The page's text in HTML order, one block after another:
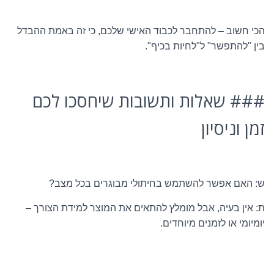
הכי חשוב – להתחבר לכבוד האישי שלכם, כי זה באמת ההבדל
בין "להתפשר" ל"לחיות בכיף".
### שאלות ותשובות שיחסכו לכם
זמן וניסיון
ש: האם אפשר להשתמש בחיתולי מבוגרים בכל מצב?
ת: אין בעיה, אבל מומלץ להתאים את המוצר למידת הצורך –
יומיומי או לזמנים מיוחדים.